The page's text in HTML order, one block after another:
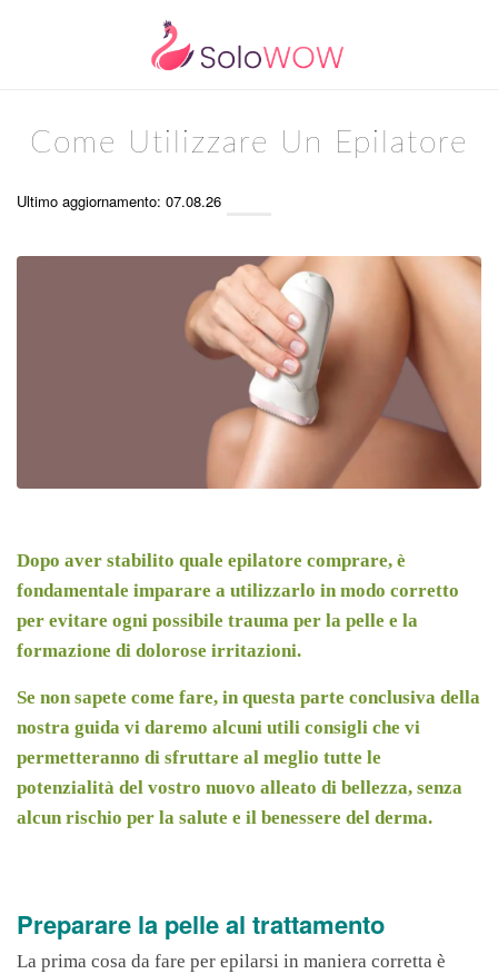
Come Utilizzare Un Epilatore
Ultimo aggiornamento: 07.08.26
Dopo aver stabilito quale epilatore comprare, è
fondamentale imparare a utilizzarlo in modo corretto
per evitare ogni possibile trauma per la pelle e la
formazione di dolorose irritazioni.
Se non sapete come fare, in questa parte conclusiva della
nostra guida vi daremo alcuni utili consigli che vi
permetteranno di sfruttare al meglio tutte le
potenzialità del vostro nuovo alleato di bellezza, senza
alcun rischio per la salute e il benessere del derma.
Preparare la pelle al trattamento
La prima cosa da fare per epilarsi in maniera corretta è